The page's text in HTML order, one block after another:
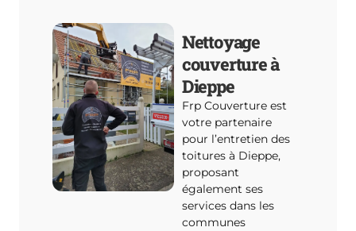
Nettoyage
couverture à
Dieppe
Frp Couverture est
votre partenaire
pour l’entretien des
toitures à Dieppe,
proposant
également ses
services dans les
communes